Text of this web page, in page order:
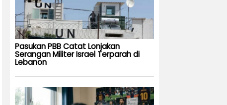
Pasukan PBB Catat Lonjakan
Serangan Militer Israel Terparah di
Lebanon